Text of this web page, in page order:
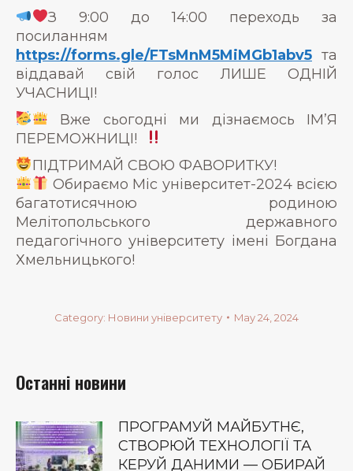
З 9:00 до 14:00 переходь за
посиланням
https://forms.gle/FTsMnM5MiMGb1abv5 та
віддавай свій голос ЛИШЕ ОДНІЙ
УЧАСНИЦІ!
Вже сьогодні ми дізнаємось ІМʼЯ
ПЕРЕМОЖНИЦІ!
ПІДТРИМАЙ СВОЮ ФАВОРИТКУ!
Обираємо Міс університет-2024 всією
багатотисячною родиною
Мелітопольського державного
педагогічного університету імені Богдана
Хмельницького!
Category: Новини університету May 24, 2024
Останні новини
ПРОГРАМУЙ МАЙБУТНЄ,
СТВОРЮЙ ТЕХНОЛОГІЇ ТА
КЕРУЙ ДАНИМИ — ОБИРАЙ